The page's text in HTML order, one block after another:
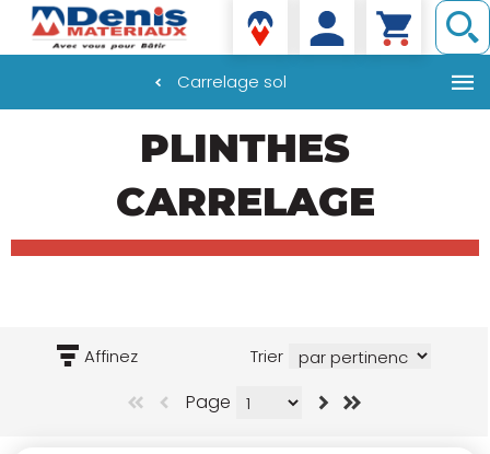
Denis matériaux
Carrelage sol
PLINTHES
CARRELAGE
Affinez Trier
Page